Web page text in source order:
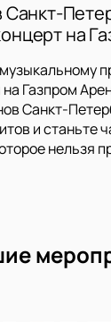
Санкт-
на
Газпром
Санкт-
и станьте
нельзя